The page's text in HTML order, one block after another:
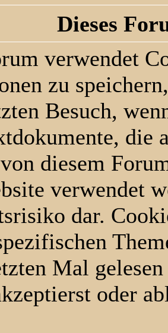
Dieses
verwendet
zu
Besuch,
die
diesem
verwendet
dar.
Mal
oder